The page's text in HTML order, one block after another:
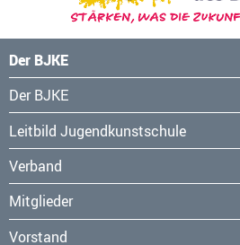
Der BJKE
Navigation
überspringen
Der BJKE
Leitbild Jugendkunstschule
Verband
Mitglieder
Vorstand